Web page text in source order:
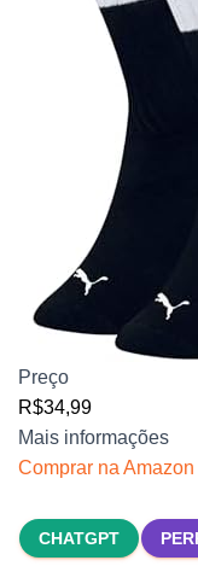
Preço
R$34,99
Mais informações
Comprar na Amazon
CHATGPT